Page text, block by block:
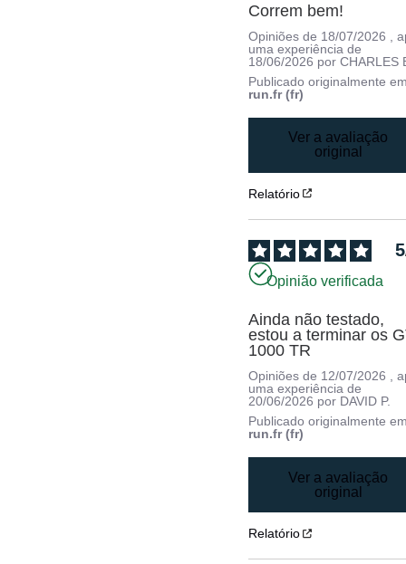
Correm bem!
Opiniões de 18/07/2026
,
uma experiência de
18/06/2026 porCHARLES
Publicado originalmente
run.fr (fr)
Ver a avaliação
original
Relatório
5
Opinião verificada
Ainda não testado,
estou a terminar os
1000 TR
Opiniões de 12/07/2026
,
uma experiência de
20/06/2026 por DAVID P.
Publicado originalmente
run.fr (fr)
Ver a avaliação
original
Relatório